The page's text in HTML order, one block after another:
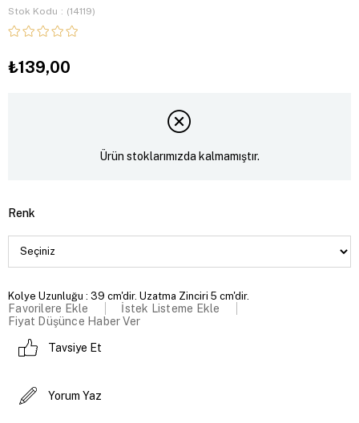
Stok Kodu (14119)
₺139,00
Ürün stoklarımızda kalmamıştır.
Renk
Kolye Uzunluğu : 39 cm'dir. Uzatma Zinciri 5 cm'dir.
Favorilere Ekle
İstek Listeme Ekle
Fiyat Düşünce Haber Ver
Tavsiye Et
Yorum Yaz